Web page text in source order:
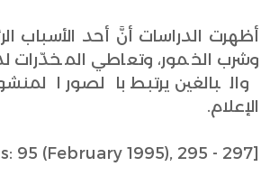
أظهرت الدراسات أنَّ أحد الأسباب
وشرب الخمور، وتعاطي المخدّرات
والبالغين يرتبط بالصور
الإعلام.
[Pediatrics: 95 (February 1995), 295 - 297]